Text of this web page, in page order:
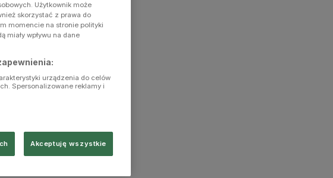
Użytkownik może
skorzystać z prawa do
momencie na stronie polityki
miały wpływu na dane
urządzenia do celów
Spersonalizowane reklamy i
Akceptuję wszystkie